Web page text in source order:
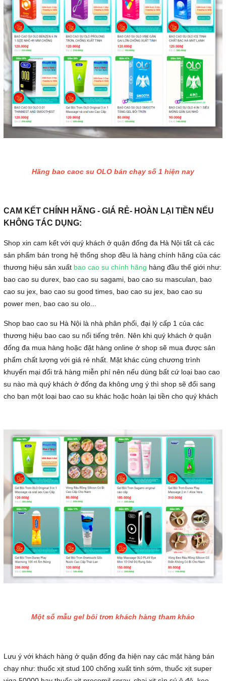
Hãng bao caoc su OLO bán chạy số 1 hiện nay
CAM KẾT CHÍNH HÃNG - GIÁ RẺ- HOÀN LẠI TIỀN NẾU
KHÔNG TÁC DỤNG:
Shop xin cam kết với quý khách ở quận đống đa Hà Nội tất cả các
sản phẩm bán trong hệ thống shop đều là hàng chính hãng của các
thương hiệu sản xuất bao cao su chính hãng hàng đầu thế giới như:
bao cao su durex, bao cao su sagami, bao cao su masculan, bao
cao su jex, bao cao su good times, bao cao su jex, bao cao su
power men, bao cao su olo...
Shop bao cao su Hà Nội là nhà phân phối, đại lý cấp 1 của các
thương hiệu bao cao su nổi tiếng trên. Nên khi quý khách ở quận
đống đa mua hàng hoặc đặt hàng online ở shop sẽ mua được sản
phẩm chất lượng với giá rẻ nhất. Mặt khác cùng chương trình
khuyến mại đổi trả hàng miễn phí nên nếu dùng bất cứ loại bao cao
su nào mà quý khách ở đống đa không ưng ý thì shop sẽ đổi sang
cho bạn một loại bao cao su khác hoặc hoàn lại tiền cho quý khách
Một số mẫu gel bôi trơn khách hàng tham khảo
Lưu ý với khách hàng ở quận đống đa hiện nay các mặt hàng bán
chạy như: thuốc xịt stud 100 chống xuất tinh sớm, thuốc xịt super